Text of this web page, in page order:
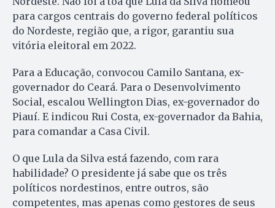
para cargos centrais do governo federal políticos
do Nordeste, região que, a rigor, garantiu sua
vitória eleitoral em 2022.
Para a Educação, convocou Camilo Santana, ex-
governador do Ceará. Para o Desenvolvimento
Social, escalou Wellington Dias, ex-governador do
Piauí. E indicou Rui Costa, ex-governador da Bahia,
para comandar a Casa Civil.
O que Lula da Silva está fazendo, com rara
habilidade? O presidente já sabe que os três
políticos nordestinos, entre outros, são
competentes, mas apenas como gestores de seus